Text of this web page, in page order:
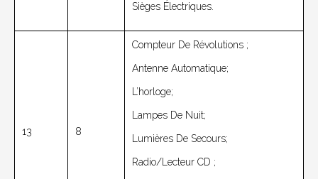
Sièges Électriques.
13 8
Compteur De Révolutions ;
Antenne Automatique;
L’horloge;
Lampes De Nuit;
Lumières De Secours;
Radio/lecteur CD ;